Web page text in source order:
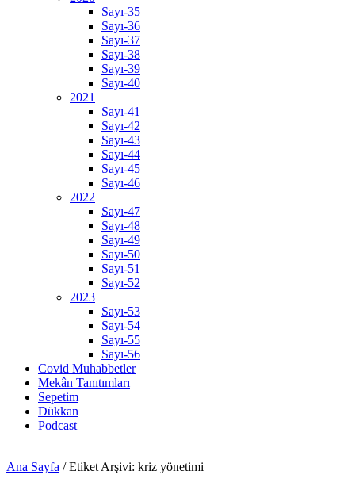
Sayı-35
Sayı-36
Sayı-37
Sayı-38
Sayı-39
Sayı-40
2021
Sayı-41
Sayı-42
Sayı-43
Sayı-44
Sayı-45
Sayı-46
2022
Sayı-47
Sayı-48
Sayı-49
Sayı-50
Sayı-51
Sayı-52
2023
Sayı-53
Sayı-54
Sayı-55
Sayı-56
Covid Muhabbetler
Mekân Tanıtımları
Sepetim
Dükkan
Podcast
Ana Sayfa / Etiket Arşivi: kriz yönetimi